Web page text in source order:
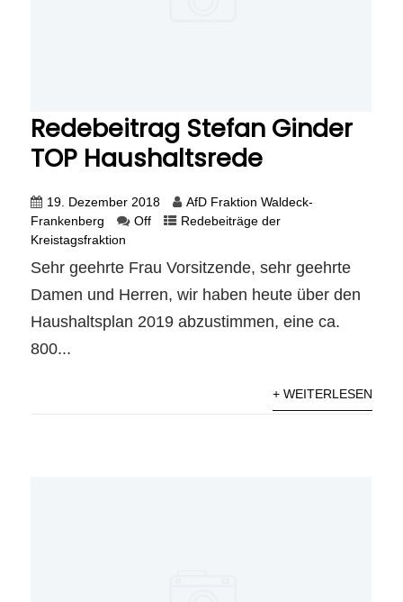
Redebeitrag Stefan Ginder
TOP Haushaltsrede
19. Dezember 2018
AfD Fraktion Waldeck-
Frankenberg
Off
Redebeiträge der
Kreistagsfraktion
Sehr geehrte Frau Vorsitzende, sehr geehrte
Damen und Herren, wir haben heute über den
Haushaltsplan 2019 abzustimmen, eine ca.
800...
+ WEITERLESEN